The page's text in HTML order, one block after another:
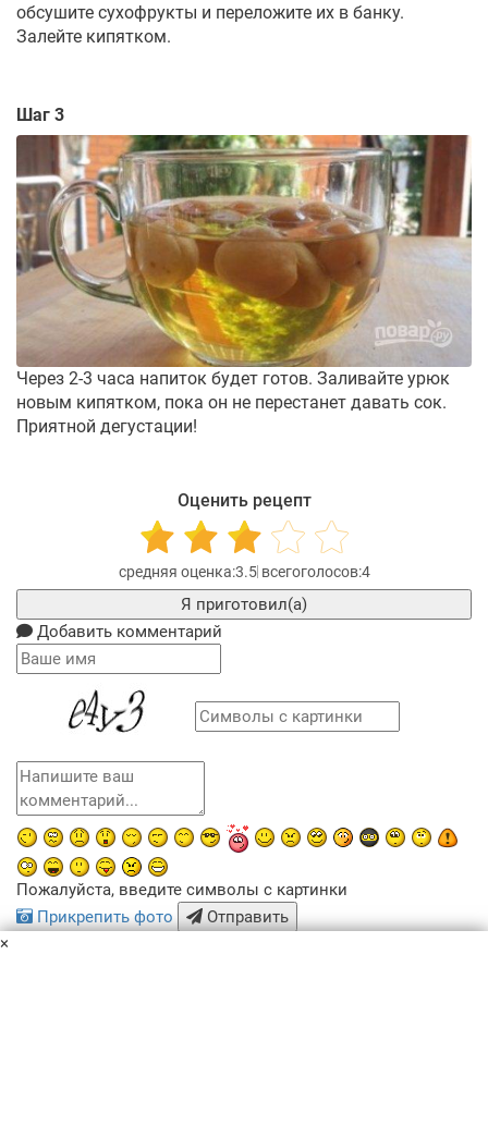
обсушите сухофрукты и переложите их в банку.
Залейте кипятком.
Шаг 3
Через 2-3 часа напиток будет готов. Заливайте урюк
новым кипятком, пока он не перестанет давать сок.
Приятной дегустации!
Оценить рецепт
3.5 4
Я приготовил(а)
Добавить комментарий
Пожалуйста, введите символы с картинки
Прикрепить фото
Отправить
×